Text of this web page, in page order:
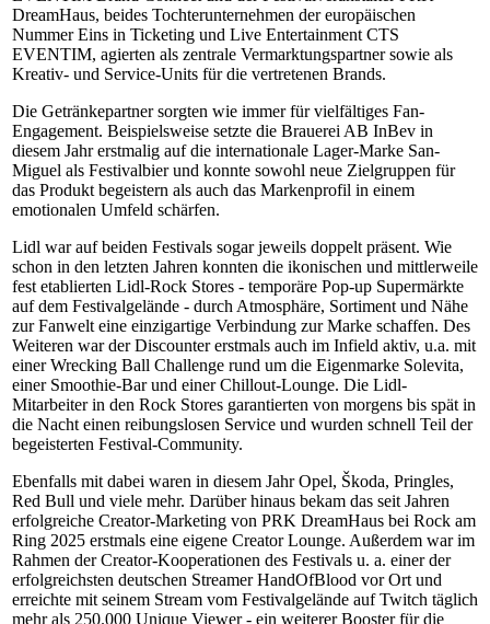
DreamHaus, beides Tochterunternehmen der europäischen
Nummer Eins in Ticketing und Live Entertainment CTS
EVENTIM, agierten als zentrale Vermarktungspartner sowie als
Kreativ- und Service-Units für die vertretenen Brands.
Die Getränkepartner sorgten wie immer für vielfältiges Fan-
Engagement. Beispielsweise setzte die Brauerei AB InBev in
diesem Jahr erstmalig auf die internationale Lager-Marke San-
Miguel als Festivalbier und konnte sowohl neue Zielgruppen für
das Produkt begeistern als auch das Markenprofil in einem
emotionalen Umfeld schärfen.
Lidl war auf beiden Festivals sogar jeweils doppelt präsent. Wie
schon in den letzten Jahren konnten die ikonischen und mittlerweile
fest etablierten Lidl-Rock Stores - temporäre Pop-up Supermärkte
auf dem Festivalgelände - durch Atmosphäre, Sortiment und Nähe
zur Fanwelt eine einzigartige Verbindung zur Marke schaffen. Des
Weiteren war der Discounter erstmals auch im Infield aktiv, u.a. mit
einer Wrecking Ball Challenge rund um die Eigenmarke Solevita,
einer Smoothie-Bar und einer Chillout-Lounge. Die Lidl-
Mitarbeiter in den Rock Stores garantierten von morgens bis spät in
die Nacht einen reibungslosen Service und wurden schnell Teil der
begeisterten Festival-Community.
Ebenfalls mit dabei waren in diesem Jahr Opel, Škoda, Pringles,
Red Bull und viele mehr. Darüber hinaus bekam das seit Jahren
erfolgreiche Creator-Marketing von PRK DreamHaus bei Rock am
Ring 2025 erstmals eine eigene Creator Lounge. Außerdem war im
Rahmen der Creator-Kooperationen des Festivals u. a. einer der
erfolgreichsten deutschen Streamer HandOfBlood vor Ort und
erreichte mit seinem Stream vom Festivalgelände auf Twitch täglich
mehr als 250.000 Unique Viewer - ein weiterer Booster für die